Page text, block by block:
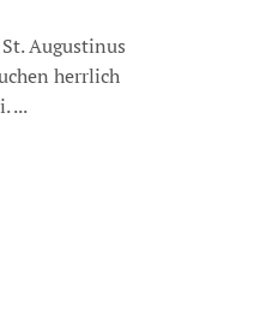
Augustinus
herrlich
...